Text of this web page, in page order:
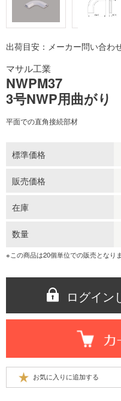
出荷目安：メーカー問い合わ
マサル工業
NWPM37
3号NWP用曲が
平面での直角接続部材
標準価格
販売価格
在庫
数量
※この商品は20個単位での販売となりま
ログイン